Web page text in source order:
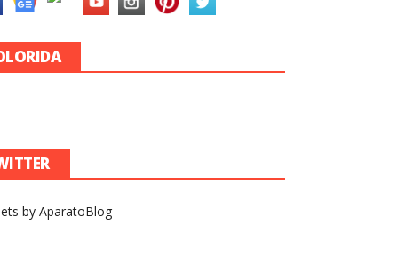
resiliência e segundas
2022 da Televisa se
by AparatoBlog